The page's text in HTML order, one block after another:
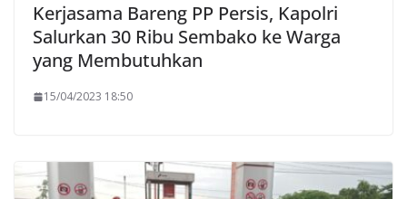
Kerjasama Bareng PP Persis, Kapolri
Salurkan 30 Ribu Sembako ke Warga
yang Membutuhkan
15/04/2023 18:50